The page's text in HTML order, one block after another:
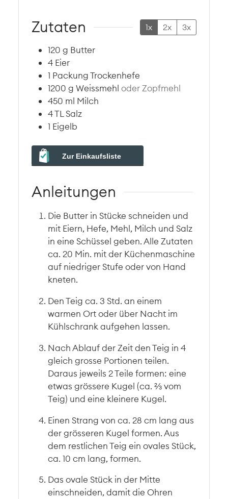
Zutaten 1x 2x 3x
120 g Butter
4 Eier
1 PackungTrockenhefe
1200 g Weissmehl oder Zopfmehl
450 ml Milch
4TL Salz
1 Eigelb
Zur Einkaufsliste
Anleitungen
Die Butter in Stücke schneiden und
mit Eiern, Hefe, Mehl, Milch und Salz
in eine Schüssel geben. Alle Zutaten
ca. 20 Min. mit der Küchenmaschine
auf niedriger Stufe oder von Hand
kneten.
Den Teig ca. 3 Std. an einem
warmen Ort oder über Nacht im
Kühlschrank aufgehen lassen.
Nach Ablauf der Zeit den Teig in 4
gleich grosse Portionen teilen.
Daraus jeweils 2 Teile formen: eine
etwas grössere Kugel (ca. ⅔ vom
Teig) und eine kleinere Kugel.
Einen Strang von ca. 28 cm lang aus
der grösseren Kugel formen. Aus
dem restlichen Teig ein ovales Stück,
ca. 10 cm lang, formen.
Das ovale Stück in der Mitte
einschneiden, damit die Ohren